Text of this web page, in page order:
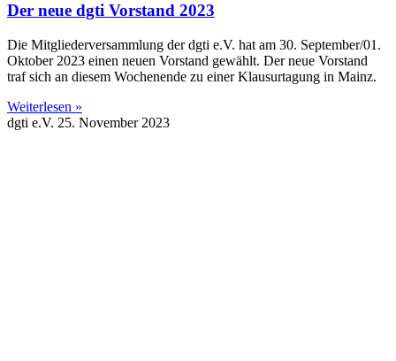
Der neue dgti Vorstand 2023
Die Mitgliederversammlung der dgti e.V. hat am 30. September/01.
Oktober 2023 einen neuen Vorstand gewählt. Der neue Vorstand
traf sich an diesem Wochenende zu einer Klausurtagung in Mainz.
Weiterlesen »
dgti e.V. 25. November 2023